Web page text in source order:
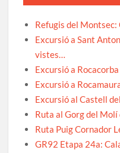
Refugis del Montsec:
Excursió a Sant
vistes…
Excursió a
Excursió a
Excursió al Castell
Ruta al Gorg del
Ruta Puig Cornador
GR92 Etapa 24a: